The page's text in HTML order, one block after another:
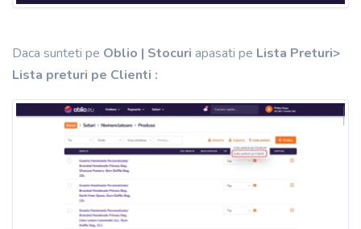
Daca sunteti pe Oblio | Stocuri apasati pe Lista Preturi>
Lista preturi pe Clienti :